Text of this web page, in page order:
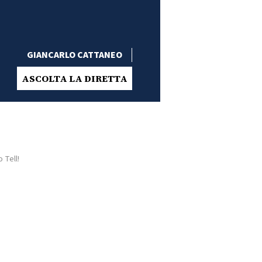
GIANCARLO CATTANEO
ASCOLTA LA DIRETTA
Tell!